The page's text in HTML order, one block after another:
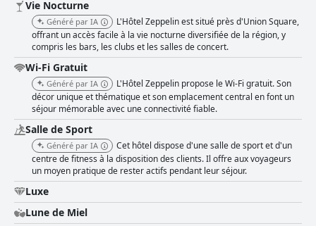
Vie Nocturne
Généré par IA
L'Hôtel Zeppelin est situé près d'Union Square,
offrant un accès facile à la vie nocturne diversifiée de la région, y
compris les bars, les clubs et les salles de concert.
Wi-Fi Gratuit
Généré par IA
L'Hôtel Zeppelin propose le Wi-Fi gratuit. Son
décor unique et thématique et son emplacement central en font un
séjour mémorable avec une connectivité fiable.
Salle de Sport
Généré par IA
Cet hôtel dispose d'une salle de sport et d'un
centre de fitness à la disposition des clients. Il offre aux voyageurs
un moyen pratique de rester actifs pendant leur séjour.
Luxe
Lune de Miel